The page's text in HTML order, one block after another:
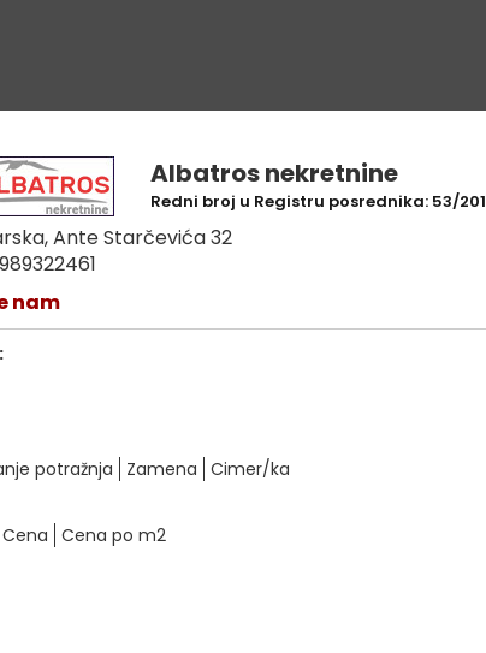
Albatros nekretnine
Redni broj u Registru posrednika: 53/
Ante Starčevića 32
nam
potražnja Zamena Cimer/ka
Cena Cena po m2